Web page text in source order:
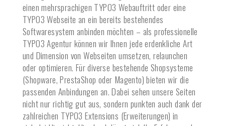
einen mehrsprachigen TYPO3 Webauftritt oder eine
TYPO3 Webseite an ein bereits bestehendes
Softwaresystem anbinden möchten – als professionelle
TYPO3 Agentur können wir Ihnen jede erdenkliche Art
und Dimension von Webseiten umsetzen, relaunchen
oder optimieren. Für diverse bestehende Shopsysteme
(Shopware, PrestaShop oder Magento) bieten wir die
passenden Anbindungen an. Dabei sehen unsere Seiten
nicht nur richtig gut aus, sondern punkten auch dank der
zahlreichen TYPO3 Extensions (Erweiterungen) in